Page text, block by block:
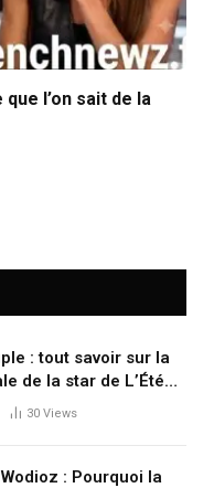
l’on sait de la
: tout savoir sur la
de la star de L’Été
jolie
30 Views
: Pourquoi la